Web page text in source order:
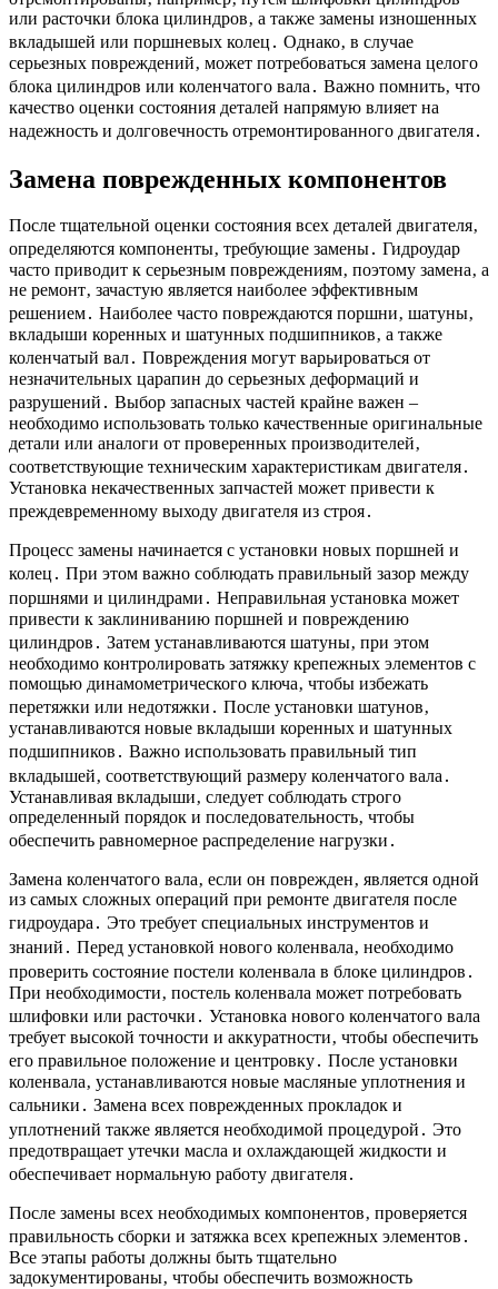
или расточки блока цилиндров‚ а также замены изношенных
вкладышей или поршневых колец․ Однако‚ в случае
серьезных повреждений‚ может потребоваться замена целого
блока цилиндров или коленчатого вала․ Важно помнить‚ что
качество оценки состояния деталей напрямую влияет на
надежность и долговечность отремонтированного двигателя․
Замена поврежденных компонентов
После тщательной оценки состояния всех деталей двигателя‚
определяются компоненты‚ требующие замены․ Гидроудар
часто приводит к серьезным повреждениям‚ поэтому замена‚ а
не ремонт‚ зачастую является наиболее эффективным
решением․ Наиболее часто повреждаются поршни‚ шатуны‚
вкладыши коренных и шатунных подшипников‚ а также
коленчатый вал․ Повреждения могут варьироваться от
незначительных царапин до серьезных деформаций и
разрушений․ Выбор запасных частей крайне важен –
необходимо использовать только качественные оригинальные
детали или аналоги от проверенных производителей‚
соответствующие техническим характеристикам двигателя․
Установка некачественных запчастей может привести к
преждевременному выходу двигателя из строя․
Процесс замены начинается с установки новых поршней и
колец․ При этом важно соблюдать правильный зазор между
поршнями и цилиндрами․ Неправильная установка может
привести к заклиниванию поршней и повреждению
цилиндров․ Затем устанавливаются шатуны‚ при этом
необходимо контролировать затяжку крепежных элементов с
помощью динамометрического ключа‚ чтобы избежать
перетяжки или недотяжки․ После установки шатунов‚
устанавливаются новые вкладыши коренных и шатунных
подшипников․ Важно использовать правильный тип
вкладышей‚ соответствующий размеру коленчатого вала․
Устанавливая вкладыши‚ следует соблюдать строго
определенный порядок и последовательность‚ чтобы
обеспечить равномерное распределение нагрузки․
Замена коленчатого вала‚ если он поврежден‚ является одной
из самых сложных операций при ремонте двигателя после
гидроудара․ Это требует специальных инструментов и
знаний․ Перед установкой нового коленвала‚ необходимо
проверить состояние постели коленвала в блоке цилиндров․
При необходимости‚ постель коленвала может потребовать
шлифовки или расточки․ Установка нового коленчатого вала
требует высокой точности и аккуратности‚ чтобы обеспечить
его правильное положение и центровку․ После установки
коленвала‚ устанавливаются новые масляные уплотнения и
сальники․ Замена всех поврежденных прокладок и
уплотнений также является необходимой процедурой․ Это
предотвращает утечки масла и охлаждающей жидкости и
обеспечивает нормальную работу двигателя․
После замены всех необходимых компонентов‚ проверяется
правильность сборки и затяжка всех крепежных элементов․
Все этапы работы должны быть тщательно
задокументированы‚ чтобы обеспечить возможность